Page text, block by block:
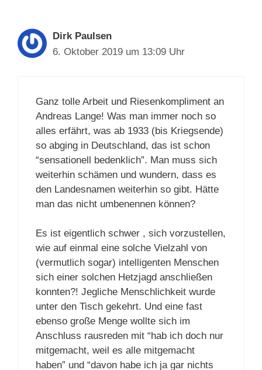
Dirk Paulsen
6. Oktober 2019 um 13:09 Uhr
Ganz tolle Arbeit und Riesenkompliment an
Andreas Lange! Was man immer noch so
alles erfährt, was ab 1933 (bis Kriegsende)
so abging in Deutschland, das ist schon
“sensationell bedenklich”. Man muss sich
weiterhin schämen und wundern, dass es
den Landesnamen weiterhin so gibt. Hätte
man das nicht umbenennen können?
Es ist eigentlich schwer , sich vorzustellen,
wie auf einmal eine solche Vielzahl von
(vermutlich sogar) intelligenten Menschen
sich einer solchen Hetzjagd anschließen
konnten?! Jegliche Menschlichkeit wurde
unter den Tisch gekehrt. Und eine fast
ebenso große Menge wollte sich im
Anschluss rausreden mit “hab ich doch nur
mitgemacht, weil es alle mitgemacht
haben” und “davon habe ich ja gar nichts